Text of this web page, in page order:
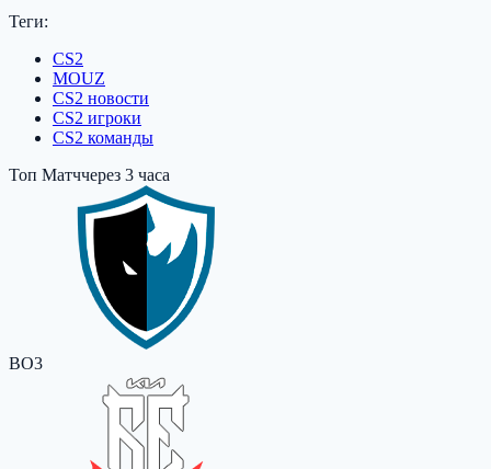
Теги:
CS2
MOUZ
CS2 новости
CS2 игроки
CS2 команды
Топ Матччерез 3 часа
BO3